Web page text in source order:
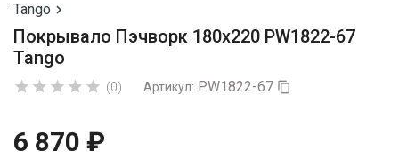
Tango 
Покрывало Пэчворк 180х220 PW1822-67
Tango
     (0) Артикул: PW1822-67 
6 870 ₽